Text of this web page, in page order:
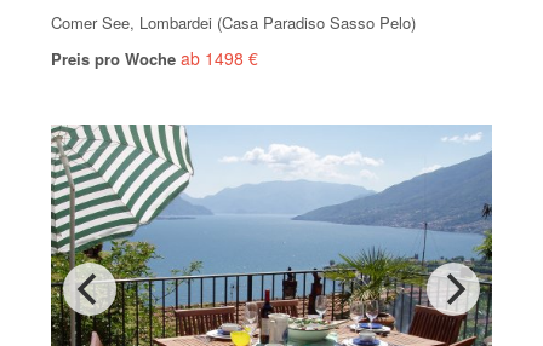
Comer See, Lombardei (Casa Paradiso Sasso Pelo)
Preis pro Woche ab 1498 €